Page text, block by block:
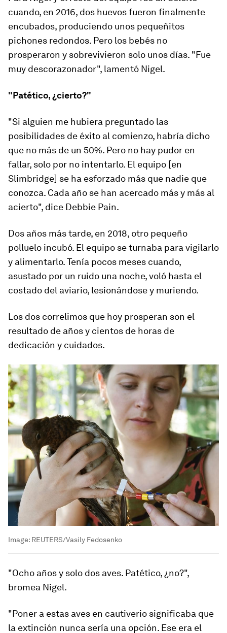
cuando, en 2016, dos huevos fueron finalmente
encubados, produciendo unos pequeñitos
pichones redondos. Pero los bebés no
prosperaron y sobrevivieron solo unos días. "Fue
muy descorazonador", lamentó Nigel.
"Patético, ¿cierto?"
"Si alguien me hubiera preguntado las
posibilidades de éxito al comienzo, habría dicho
que no más de un 50%. Pero no hay pudor en
fallar, solo por no intentarlo. El equipo [en
Slimbridge] se ha esforzado más que nadie que
conozca. Cada año se han acercado más y más al
acierto", dice Debbie Pain.
Dos años más tarde, en 2018, otro pequeño
polluelo incubó. El equipo se turnaba para vigilarlo
y alimentarlo. Tenía pocos meses cuando,
asustado por un ruido una noche, voló hasta el
costado del aviario, lesionándose y muriendo.
Los dos correlimos que hoy prosperan son el
resultado de años y cientos de horas de
dedicación y cuidados.
Image: REUTERS/Vasily Fedosenko
"Ocho años y solo dos aves. Patético, ¿no?",
bromea Nigel.
"Poner a estas aves en cautiverio significaba que
la extinción nunca sería una opción. Ese era el